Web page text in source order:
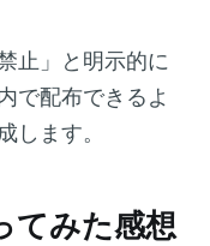
止」と明示的に
で配布できるよ
します。
てみた感想